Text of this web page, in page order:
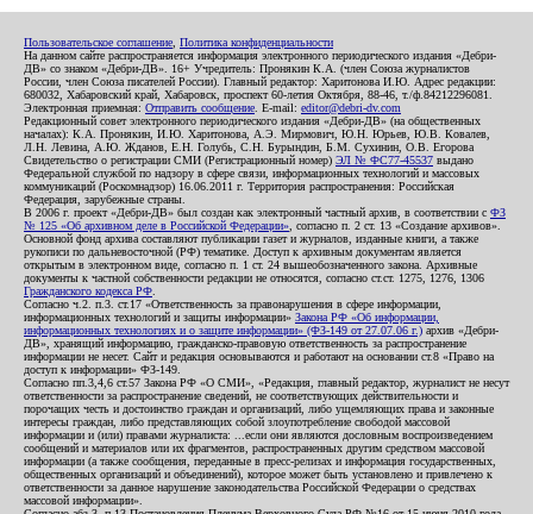
Пользовательское соглашение Политика конфиденциальности
На данном сайте распространяется информация электронного периодического издания «Дебри-
ДВ» со знаком «Дебри-ДВ». 16+ Учредитель: Пронякин К.А. (член Союза журналистов
России, член Союза писателей России). Главный редактор: Харитонова И.Ю. Адрес редакции:
680032, Хабаровский край, Хабаровск, проспект 60-летия Октября, 88-46, т./ф.84212296081.
Электронная приемная: Отправить сообщение . E-mail: editor@debri-dv.com
Редакционный совет электронного периодического издания «Дебри-ДВ» (на общественных
началах): К.А. Пронякин, И.Ю. Харитонова, А.Э. Мирмович, Ю.Н. Юрьев, Ю.В. Ковалев,
Л.Н. Левина, А.Ю. Жданов, Е.Н. Голубь, С.Н. Бурындин, Б.М. Сухинин, О.В. Егорова
Свидетельство о регистрации СМИ (Регистрационный номер) ЭЛ № ФС77-45537 выдано
Федеральной службой по надзору в сфере связи, информационных технологий и массовых
коммуникаций (Роскомнадзор) 16.06.2011 г. Территория распространения: Российская
Федерация, зарубежные страны.
В 2006 г. проект «Дебри-ДВ» был создан как электронный частный архив, в соответствии с ФЗ
№ 125 «Об архивном деле в Российской Федерации» , согласно п. 2 ст. 13 «Создание архивов».
Основной фонд архива составляют публикации газет и журналов, изданные книги, а также
рукописи по дальневосточной (РФ) тематике. Доступ к архивным документам является
открытым в электронном виде, согласно п. 1 ст. 24 вышеобозначенного закона. Архивные
документы к частной собственности редакции не относятся, согласно ст.ст. 1275, 1276, 1306
Гражданского кодекса РФ
Согласно ч.2. п.3. ст.17 «Ответственность за правонарушения в сфере информации,
информационных технологий и защиты информации» Закона РФ «Об информации,
информационных технологиях и о защите информации» (ФЗ-149 от 27.07.06 г.) архив «Дебри-
ДВ», хранящий информацию, гражданско-правовую ответственность за распространение
информации не несет. Сайт и редакция основываются и работают на основании ст.8 «Право на
доступ к информации» ФЗ-149.
Согласно пп.3,4,6 ст.57 Закона РФ «О СМИ», «Редакция, главный редактор, журналист не несут
ответственности за распространение сведений, не соответствующих действительности и
порочащих честь и достоинство граждан и организаций, либо ущемляющих права и законные
интересы граждан, либо представляющих собой злоупотребление свободой массовой
информации и (или) правами журналиста: ...если они являются дословным воспроизведением
сообщений и материалов или их фрагментов, распространенных другим средством массовой
информации (а также сообщения, переданные в пресс-релизах и информация государственных,
общественных организаций и объединений), которое может быть установлено и привлечено к
ответственности за данное нарушение законодательства Российской Федерации о средствах
массовой информации».